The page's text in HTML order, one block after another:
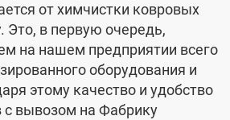
от химчистки ковровых
Это, в первую очередь,
на нашем предприятии всего
оборудования и
этому качество и удобство
с вывозом на Фабрику